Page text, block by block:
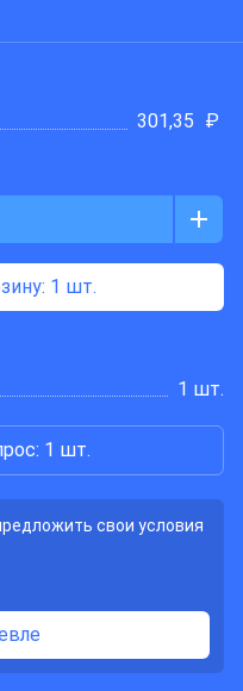
301,35 ₽
: 1 шт.
1 шт.
1 шт.
свои условия